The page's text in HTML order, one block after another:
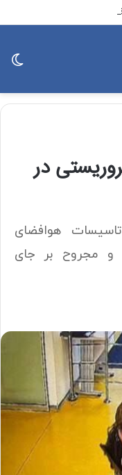
در
هوافضای
و مجروح بر جای